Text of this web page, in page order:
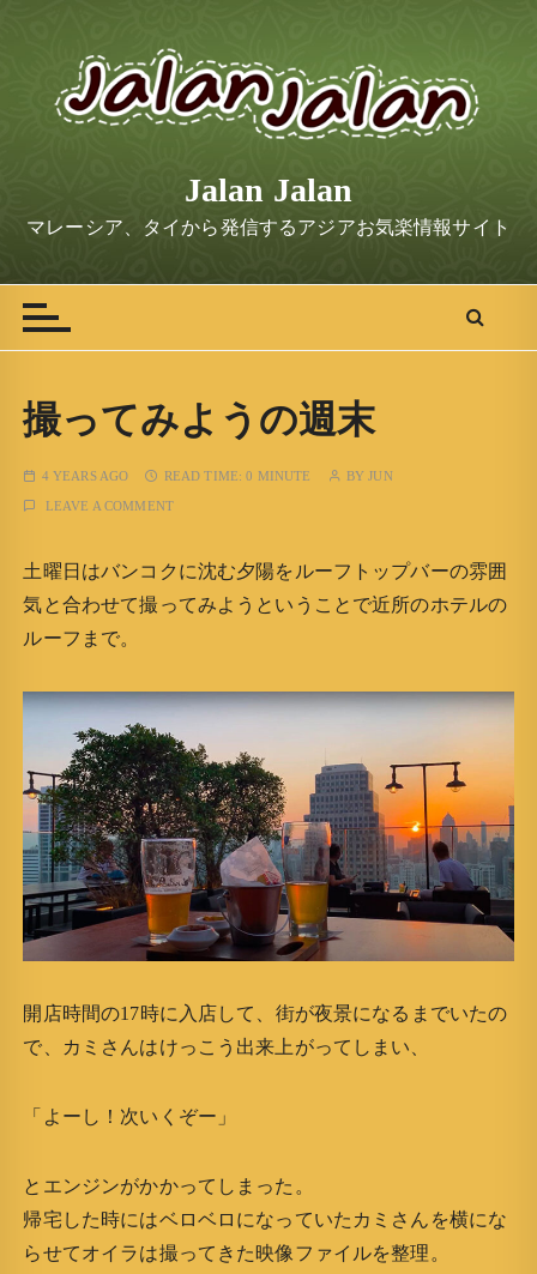
t
Jalan Jalan
マレーシア、タイから発信するアジアお気楽情報サイト
撮ってみようの週末
4 YEARS AGO READ TIME:0 MINUTE BYJUN
LEAVE A COMMENT
土曜日はバンコクに沈む夕陽をルーフトップバーの雰囲
気と合わせて撮ってみようということで近所のホテルの
ルーフまで。
開店時間の17時に入店して、街が夜景になるまでいたの
で、カミさんはけっこう出来上がってしまい、
「よーし！次いくぞー」
とエンジンがかかってしまった。
帰宅した時にはベロベロになっていたカミさんを横にな
らせてオイラは撮ってきた映像ファイルを整理。